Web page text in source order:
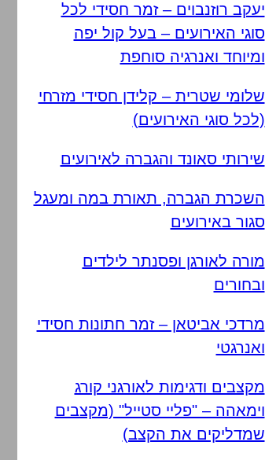
יעקב רוזנבוים – זמר חסידי לכל
סוגי האירועים – בעל קול יפה
ומיוחד ואנרגיה סוחפת
שלומי שטרית – קלידן חסידי מזרחי
(לכל סוגי האירועים)
שירותי סאונד והגברה לאירועים
השכרת הגברה, תאורת במה ומעגל
סגור באירועים
מורה לאורגן ופסנתר לילדים
ובחורים
מרדכי אביטאן – זמר חתונות חסידי
ואנרגטי
מקצבים ודגימות לאורגני קורג
וימאהה – "פליי סטייל" (מקצבים
שמדליקים את הקצב)